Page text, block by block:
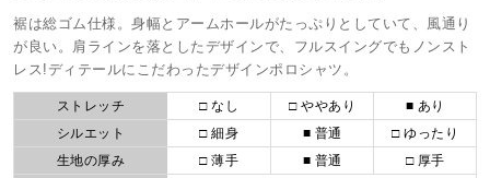
裾は総ゴム仕様。身幅とアームホールがたっぷりとしていて、風通り
が良い。肩ラインを落としたデザインで、フルスイングでもノンスト
レス!ディテールにこだわったデザインポロシャツ。
ストレッチ □ なし □ ややあり
■ あり
シルエット
□ 細身 ■ 普通
□ ゆったり
生地の厚み
□ 薄手 ■ 普通 □ 厚手